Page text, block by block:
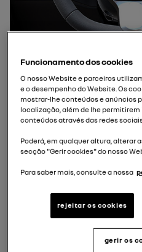
Funcionamento dos cookies
O nosso Website e parceiros
e o desempenho do Website. Os
mostrar-lhe conteúdos e anúncios
localização, além de lhe
conteúdos através das redes
Poderá, em qualquer altura, alterar
secção "Gerir cookies" do nosso
Para saber mais, consulte a nossa
rejeitar os cookies
gerir os